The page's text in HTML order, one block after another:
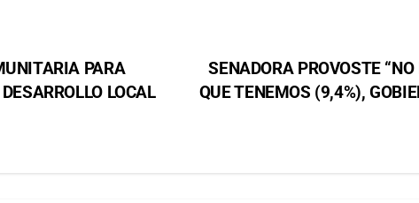
SENADORA PROVOSTE
QUE TENEMOS (9,4%),
PARA
LOCAL